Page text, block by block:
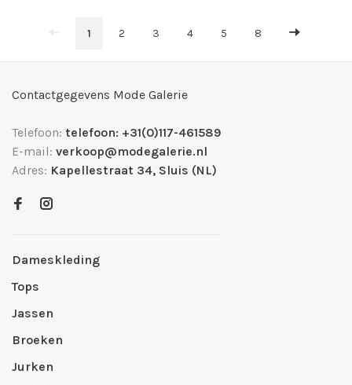
1 2 3 4 5 8
Contactgegevens Mode Galerie
Telefoon: telefoon: +31(0)117-461589
E-mail: verkoop@modegalerie.nl
Adres: Kapellestraat 34, Sluis (NL)
Dameskleding
Tops
Jassen
Broeken
Jurken